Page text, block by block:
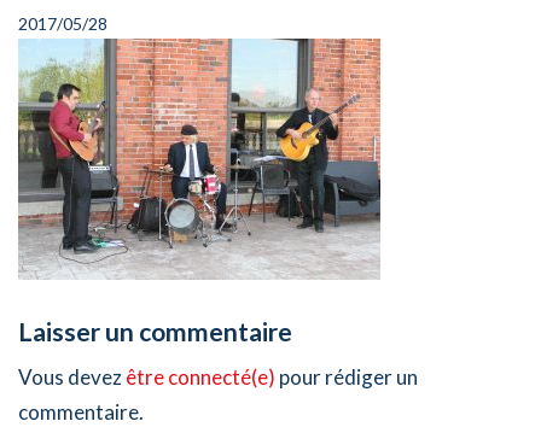
2017/05/28
Laisser un commentaire
Vous devezêtre connecté(e) pour rédiger un
commentaire.